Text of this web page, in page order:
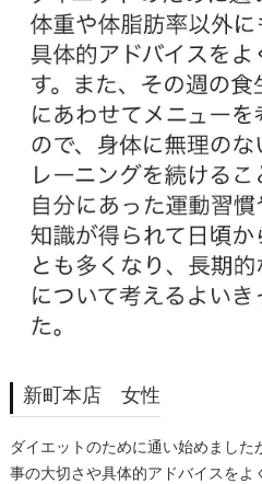
新町本店 女性
ダイエットのために通い始めまし
事の大切さや具体的アドバイスを